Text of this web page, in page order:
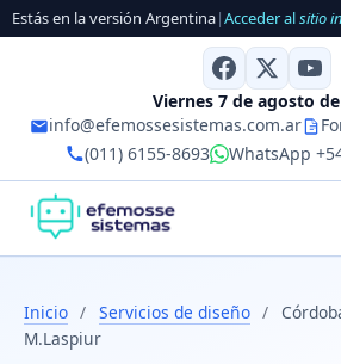
Estás en la versión Argentina|Acceder alsitio
Viernes 7 de agosto
info@efemossesistemas.com.ar
(011) 6155-8693
WhatsApp
Inicio / Servicios de diseño /
M.Laspiur